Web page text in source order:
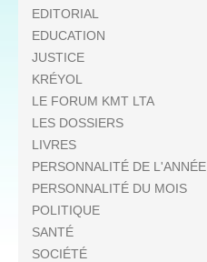
EDITORIAL
EDUCATION
JUSTICE
KRÉYOL
LE FORUM KMT LTA
LES DOSSIERS
LIVRES
PERSONNALITÉ DE L'ANNÉE
PERSONNALITÉ DU MOIS
POLITIQUE
SANTÉ
SOCIÉTÉ